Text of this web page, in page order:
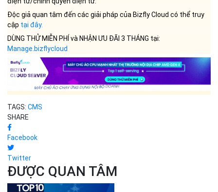
SHARE
Facebook
Twitter
ĐƯỢC QUAN TÂM
Dịch vụ Cloud Computing
Top 10 nhà cung cấp dịch vụ
Cloud...
Vinh Phạm